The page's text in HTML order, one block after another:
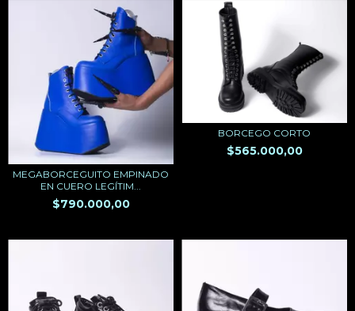
MEGABORCEGUITO EMPINADO
EN CUERO LEGÍTIM...
$790.000,00
BORCEGO CORTO
$565.000,00